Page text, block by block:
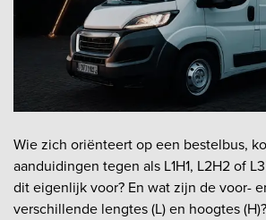
Wie zich oriënteert op een bestelbus,
aanduidingen tegen als L1H1, L2H2 of
dit eigenlijk voor? En wat zijn de voor-
verschillende lengtes (L) en hoogtes (H)?